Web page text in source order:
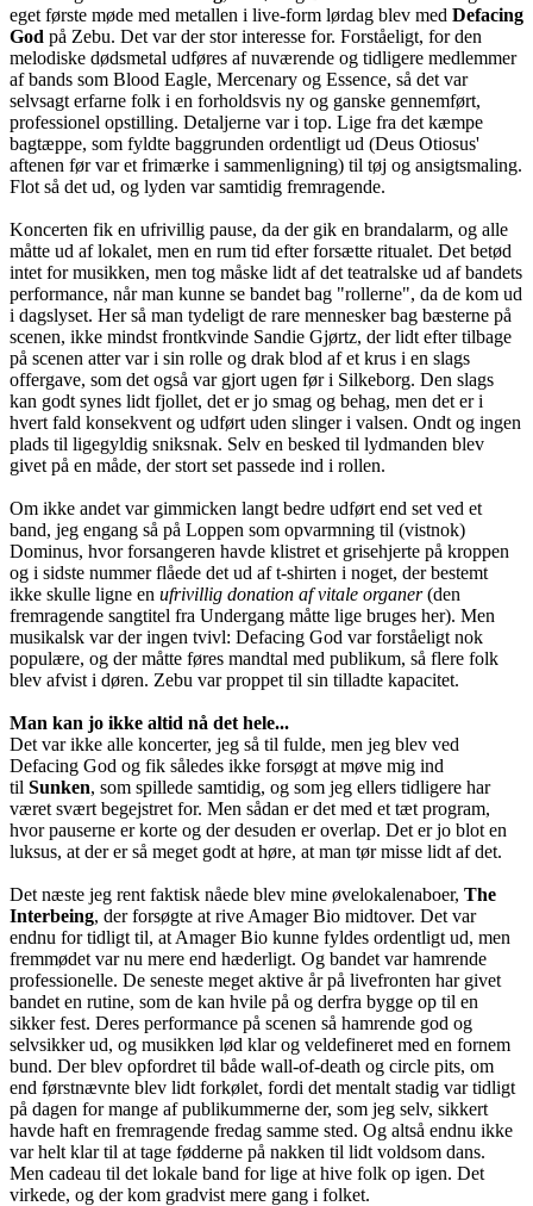
eget første møde med metallen i live-form lørdag blev med Defacing
God på Zebu. Det var der stor interesse for. Forståeligt, for den
melodiske dødsmetal udføres af nuværende og tidligere medlemmer
af bands som Blood Eagle, Mercenary og Essence, så det var
selvsagt erfarne folk i en forholdsvis ny og ganske gennemført,
professionel opstilling. Detaljerne var i top. Lige fra det kæmpe
bagtæppe, som fyldte baggrunden ordentligt ud (Deus Otiosus'
aftenen før var et frimærke i sammenligning) til tøj og ansigtsmaling.
Flot så det ud, og lyden var samtidig fremragende.
Koncerten fik en ufrivillig pause, da der gik en brandalarm, og alle
måtte ud af lokalet, men en rum tid efter forsætte ritualet. Det betød
intet for musikken, men tog måske lidt af det teatralske ud af bandets
performance, når man kunne se bandet bag "rollerne", da de kom ud
i dagslyset. Her så man tydeligt de rare mennesker bag bæsterne på
scenen, ikke mindst frontkvinde Sandie Gjørtz, der lidt efter tilbage
på scenen atter var i sin rolle og drak blod af et krus i en slags
offergave, som det også var gjort ugen før i Silkeborg. Den slags
kan godt synes lidt fjollet, det er jo smag og behag, men det er i
hvert fald konsekvent og udført uden slinger i valsen. Ondt og ingen
plads til ligegyldig sniksnak. Selv en besked til lydmanden blev
givet på en måde, der stort set passede ind i rollen.
Om ikke andet var gimmicken langt bedre udført end set ved et
band, jeg engang så på Loppen som opvarmning til (vistnok)
Dominus, hvor forsangeren havde klistret et grisehjerte på kroppen
og i sidste nummer flåede det ud af t-shirten i noget, der bestemt
ikke skulle ligne en ufrivillig donation af vitale organer(den
fremragende sangtitel fra Undergang måtte lige bruges her). Men
musikalsk var der ingen tvivl: Defacing God var forståeligt nok
populære, og der måtte føres mandtal med publikum, så flere folk
blev afvist i døren. Zebu var proppet til sin tilladte kapacitet.
Man kan jo ikke altid nå det hele...
Det var ikke alle koncerter, jeg så til fulde, men jeg blev ved
Defacing God og fik således ikke forsøgt at møve mig ind
til Sunken, som spillede samtidig, og som jeg ellers tidligere har
været svært begejstret for. Men sådan er det med et tæt program,
hvor pauserne er korte og der desuden er overlap. Det er jo blot en
luksus, at der er så meget godt at høre, at man tør misse lidt af det.
Det næste jeg rent faktisk nåede blev mine øvelokalenaboer, The
Interbeing, der forsøgte at rive Amager Bio midtover. Det var
endnu for tidligt til, at Amager Bio kunne fyldes ordentligt ud, men
fremmødet var nu mere end hæderligt. Og bandet var hamrende
professionelle. De seneste meget aktive år på livefronten har givet
bandet en rutine, som de kan hvile på og derfra bygge op til en
sikker fest. Deres performance på scenen så hamrende god og
selvsikker ud, og musikken lød klar og veldefineret med en fornem
bund. Der blev opfordret til både wall-of-death og circle pits, om
end førstnævnte blev lidt forkølet, fordi det mentalt stadig var tidligt
på dagen for mange af publikummerne der, som jeg selv, sikkert
havde haft en fremragende fredag samme sted. Og altså endnu ikke
var helt klar til at tage fødderne på nakken til lidt voldsom dans.
Men cadeau til det lokale band for lige at hive folk op igen. Det
virkede, og der kom gradvist mere gang i folket.